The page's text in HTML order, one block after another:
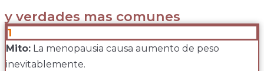
y verdades mas comunes
1
Mito: La menopausia causa aumento de peso
inevitablemente.